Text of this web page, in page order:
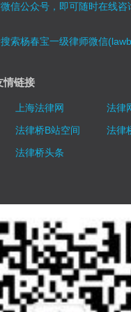
信公众号，即可随时在线咨
索杨春宝一级律师微信
情链接
上海法律网
法律
法律桥B站空间
法律
法律桥头条